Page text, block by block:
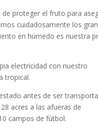
proteger el fruto para
cuidadosamente los
en húmedo es nuestra
electricidad con nuestro
tropical.
antes de ser
acres a las afueras de
campos de fútbol.